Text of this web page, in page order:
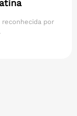
reconhecida por